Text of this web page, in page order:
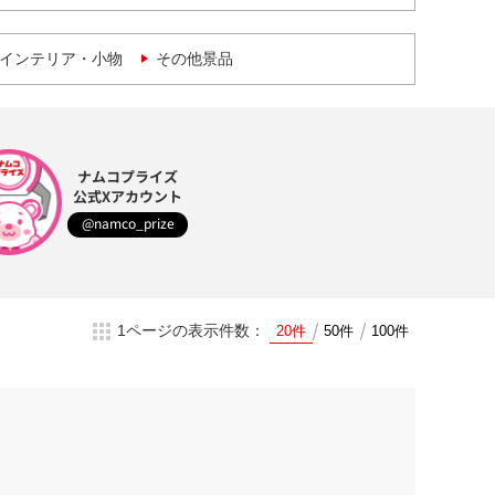
ンテリア・小物 その他景品
ナムコプライズ
公式Xアカウント
@namco_prize
1ページの表示件数： 20件 50件 100件